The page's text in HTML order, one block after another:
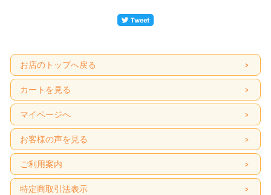
お店のトップへ戻る
カートを見る
マイページへ
お客様の声を見る
ご利用案内
特定商取引法表示